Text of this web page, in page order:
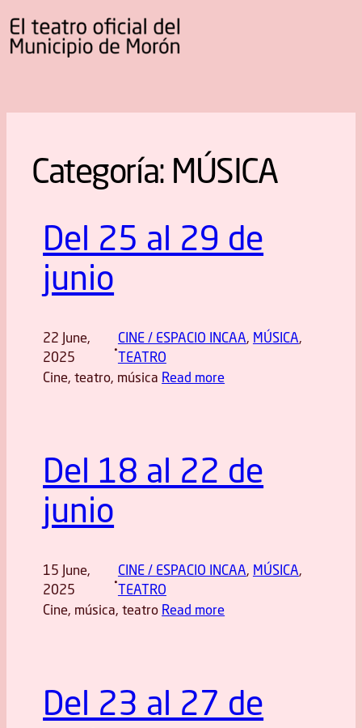
Categoría: MÚSICA
Del 25 al 29 de
junio
22 June,
2025
·
CINE / ESPACIO INCAA, MÚSICA
TEATRO
Cine, teatro, música Read more
Del 18 al 22 de
junio
15 June,
2025
·
CINE / ESPACIO INCAA, MÚSICA
TEATRO
Cine, música, teatro Read more
Del 23 al 27 de